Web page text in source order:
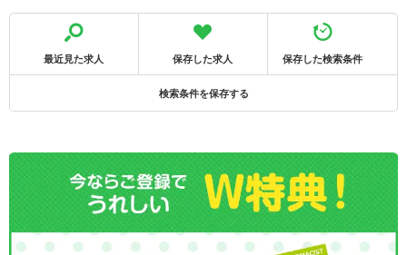
最近見た求人 保存した求人 保存した検索条件
検索条件を保存する